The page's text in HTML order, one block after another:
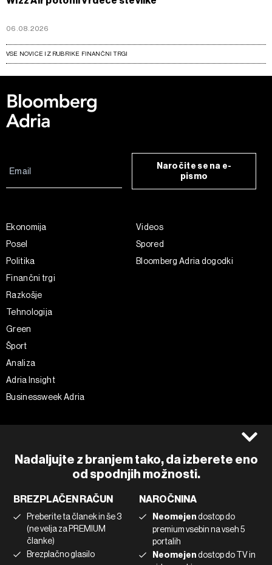
06.08.2026
VSE NOVICE IZ RUBRIKE FINANČNI TRGI
Nadaljujte z branjem tako, da izberete eno
od spodnjih možnosti.
BREZPLAČEN RAČUN
Preberite ta članek in še 3
(ne velja za PREMIUM
članke)
Brezplačno glasilo
NAROČNINA
Neomejendostop do
premium vsebin na vseh 5
portalih
Neomejendostop do TV in
Naročite se na e-
pismo
Ekonomija
Posel
Politika
Finančni trgi
Razkošje
Tehnologija
Green
Šport
Analiza
Adria Insight
Businessweek Adria
Videos
Spored
Bloomberg Adria dogodki
Piškotki
Marketing
Uporaba umetne inteligence
Instagram
Linkedin
Tiktok